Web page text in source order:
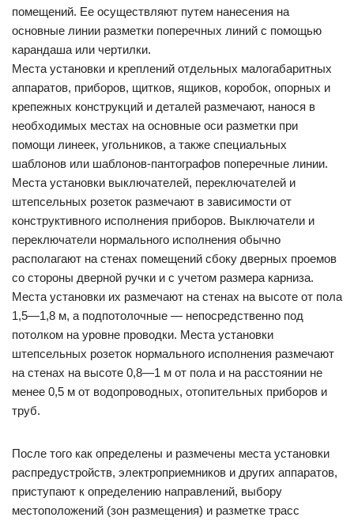
помещений. Ее осуществляют путем нанесения на
основные линии разметки поперечных линий с помощью
карандаша или чертилки.
Места установки и креплений отдельных малогабаритных
аппаратов, приборов, щитков, ящиков, коробок, опорных и
крепежных конструкций и деталей размечают, нанося в
необходимых местах на основные оси разметки при
помощи линеек, угольников, а также специальных
шаблонов или шаблонов-пантографов поперечные линии.
Места установки выключателей, переключателей и
штепсельных розеток размечают в зависимости от
конструктивного исполнения приборов. Выключатели и
переключатели нормального исполнения обычно
располагают на стенах помещений сбоку дверных проемов
со стороны дверной ручки и с учетом размера карниза.
Места установки их размечают на стенах на высоте от пола
1,5—1,8 м, а подпотолочные — непосредственно под
потолком на уровне проводки. Места установки
штепсельных розеток нормального исполнения размечают
на стенах на высоте 0,8—1 м от пола и на расстоянии не
менее 0,5 м от водопроводных, отопительных приборов и
труб.
После того как определены и размечены места установки
распредустройств, электроприемников и других аппаратов,
приступают к определению направлений, выбору
местоположений (зон размещения) и разметке трасс